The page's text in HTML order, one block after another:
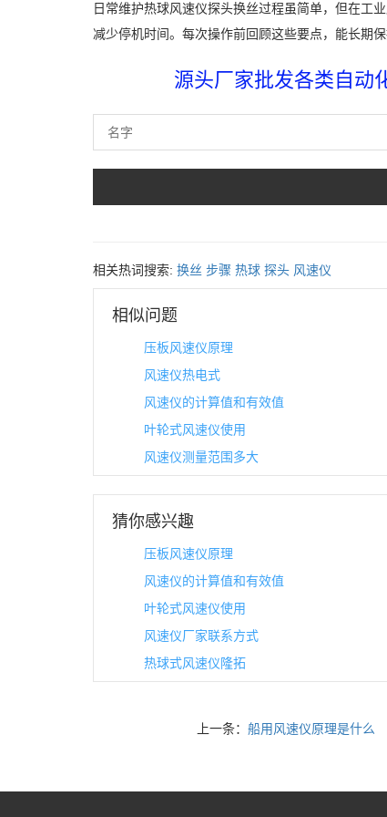
日常维护热球风速仪探头换丝过程虽简单，但在工
减少停机时间。每次操作前回顾这些要点，能长期
源头厂家批发各类自动
相关热词搜索: 换丝 步骤 热球 探头 风速仪
相似问题
压板风速仪原理
风速仪热电式
风速仪的计算值和有效值
叶轮式风速仪使用
风速仪测量范围多大
猜你感兴趣
压板风速仪原理
风速仪的计算值和有效值
叶轮式风速仪使用
风速仪厂家联系方式
热球式风速仪隆拓
上一条： 船用风速仪原理是什么